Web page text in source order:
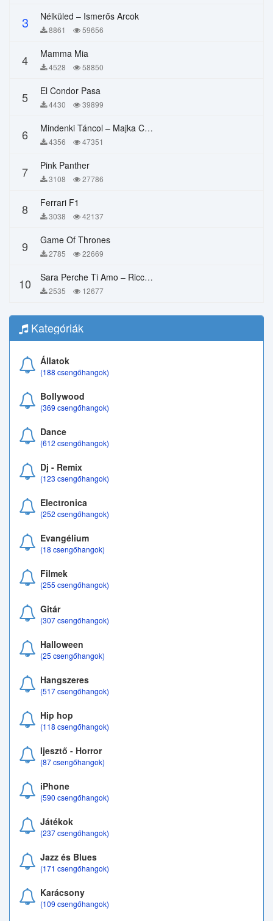
3 Nélküled – Ismerős Arcok
8861 59656
4 Mamma Mia
4528 58850
5 El Condor Pasa
4430 39899
6 Mindenki Táncol – Majka Curtis, Péter Majoros
4356 47351
7 Pink Panther
3108 27786
8 Ferrari F1
3038 42137
9 Game Of Thrones
2785 22669
10 Sara Perche Ti Amo – Ricchi E Poveri
2535 12677
Kategóriák
Állatok
(188 csengőhangok)
Bollywood
(369 csengőhangok)
Dance
(612 csengőhangok)
Dj - Remix
(123 csengőhangok)
Electronica
(252 csengőhangok)
Evangélium
(18 csengőhangok)
Filmek
(255 csengőhangok)
Gitár
(307 csengőhangok)
Halloween
(25 csengőhangok)
Hangszeres
(517 csengőhangok)
Hip hop
(118 csengőhangok)
Ijesztő - Horror
(87 csengőhangok)
iPhone
(590 csengőhangok)
Játékok
(237 csengőhangok)
Jazz és Blues
(171 csengőhangok)
Karácsony
(109 csengőhangok)